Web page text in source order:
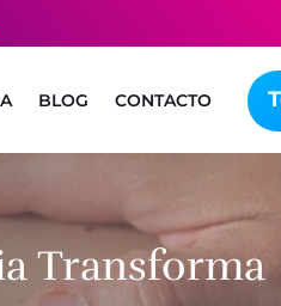
BLOG CONTACTO
Transforma